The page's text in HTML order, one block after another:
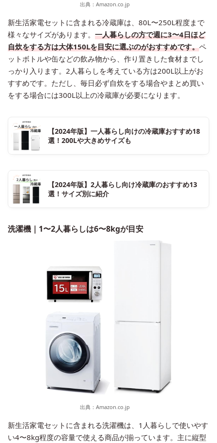
出典： Amazon.co.jp
新生活家電セットに含まれる冷蔵庫は、80L〜250L程度まで
様々なサイズがあります。 一人暮らしの方で週に3〜4日ほど
自炊をする方は大体150Lを目安に選ぶのがおすすめです。ペ
ットボトルや缶などの飲み物から、作り置きした食材までし
っかり入ります。2人暮らしを考えている方は200L以上がお
すすめです。ただし、毎日必ず自炊をする場合やまとめ買い
をする場合には300L以上の冷蔵庫が必要になります。
【2024年版】一人暮らし向けの冷蔵庫おすすめ18
選！200Lや大きめサイズも
【2024年版】2人暮らし向け冷蔵庫のおすすめ13
選！サイズ別に紹介
洗濯機｜1〜2人暮らしは6〜8kgが目安
出典： Amazon.co.jp
新生活家電セットに含まれる洗濯機は、1人暮らしで使いやす
い4〜8kg程度の容量で使える商品が揃っています。主に縦型